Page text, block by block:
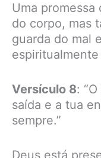
Uma promessa
do corpo, mas
guarda do mal
Versículo 8:
saída e a tua
sempre.”
Deus está